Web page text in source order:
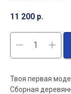
11 200 р.
Твоя первая
Сборная